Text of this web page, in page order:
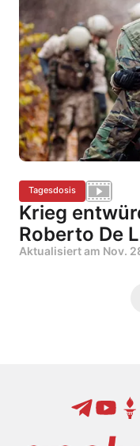
Tagesdosis
Krieg
Roberto De
Aktualisiert am Nov.